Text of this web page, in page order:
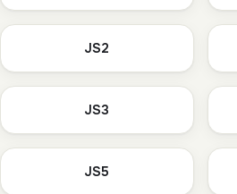
JS2
JS3
JS5